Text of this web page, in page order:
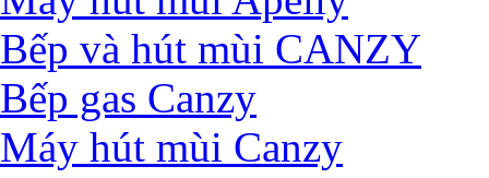
Bếp và hút mùi CANZY
Bếp gas Canzy
Máy hút mùi Canzy